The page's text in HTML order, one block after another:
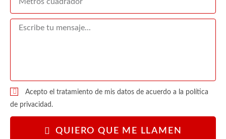
Acepto el tratamiento de mis datos de acuerdo a la política
de privacidad.
QUIERO QUE ME LLAMEN